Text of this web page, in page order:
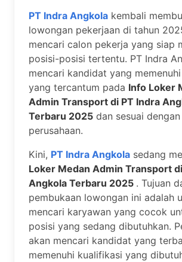
PT Indra Angkola kembali
lowongan pekerjaan di tahun
mencari calon pekerja yang siap
posisi-posisi tertentu. PT Indra
mencari kandidat yang
yang tercantum pada Info Loker
Admin Transport di PT Indra
Terbaru 2025 dan sesuai
perusahaan.
Kini, PT Indra Angkola sedang
Loker Medan Admin Transport
Angkola Terbaru 2025 . Tujuan
pembukaan lowongan ini adalah
mencari karyawan yang cocok
posisi yang sedang dibutuhkan.
akan mencari kandidat yang
memenuhi kualifikasi yang